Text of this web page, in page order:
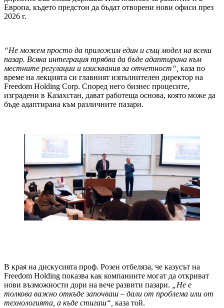
Европа, където предстои да бъдат отворени нови офиси през
2026 г.
“Не можем просто да приложим един и същ модел на всеки
пазар. Всяка интеграция трябва да бъде адаптирана към
местните регулации и изисквания за отчетност“, каза по
време на лекцията си главният изпълнителен директор на
Freedom Holding Corp. Според него бизнес процесите,
изградени в Казахстан, дават работеща основа, която може да
бъде адаптирана към различните пазари.
В края на дискусията проф. Розен отбеляза, че казусът на
Freedom Holding показва как компаниите могат да откриват
нови възможности дори на вече развити пазари.
„Не е
толкова важно откъде започваш – дали от проблема или от
технологията, а къде стигаш“, каза той.